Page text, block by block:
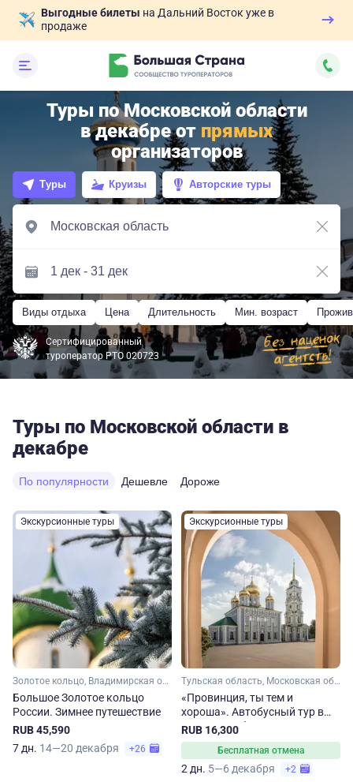
Выгодные билеты на Дальний Восток уже в
продаже
Туры по Московской области
в декабре от прямых
организаторов
Туры Круизы Авторские туры
Виды отдыха Цена Длительность Мин. возраст
Сертифицированный
туроператор РТО 020723
Туры по Московской области в
декабре
По популярности Дешевле Дороже
Экскурсионные туры
Золотое кольцо, Владимирская область, Ивановская область, Костромская область, Ярославская область, Московская область, Малое Золотое кольцо
Большое Золотое кольцо
России. Зимнее путешествие
RUB 45,590
7 дн. 14—20 декабря +26
Экскурсионные туры
Тульская область, Московская область
«Провинция, ты тем и
хороша». Автобусный тур в
Тульскую область из Москвы
RUB 16,300
Бесплатная отмена
2 дн. 5—6 декабря +2